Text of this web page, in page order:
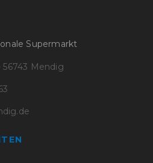
Supermarkt
Mendig